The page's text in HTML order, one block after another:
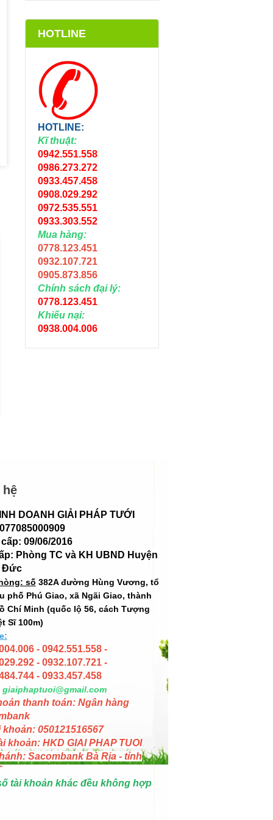
HOTLINE
HOTLINE:
Kĩ thuật:
0942.551.558
0986.273.272
0933.457.458
0908.029.292
0972.535.551
0933.303.552
Mua hàng:
0778.123.451
0932.107.721
0905.873.856
Chính sách đại lý:
0778.123.451
Khiếu nại:
0938.004.006
hệ
DOANH GIẢI PHÁP TƯỚI
09/06/2016
Phòng TC và KH UBND Huyện
Đức
số 382A đường Hùng Vương, tổ
phố Phú Giao, xã Ngãi Giao, thành
Chí Minh (quốc lộ 56, cách Tượng
Sĩ 100m)
- 0942.551.558 -
- 0932.107.721 -
- 0933.457.458
giaiphaptuoi@gmail.com
thanh toán: Ngân hàng
khoản: 050121516567
khoản: HKD GIAI PHAP TUOI
Sacombank Bà Rịa - tỉnh
tài khoản khác đều không hợp